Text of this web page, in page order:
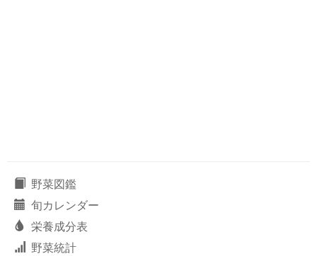
野菜図鑑
旬カレンダー
栄養成分表
野菜統計